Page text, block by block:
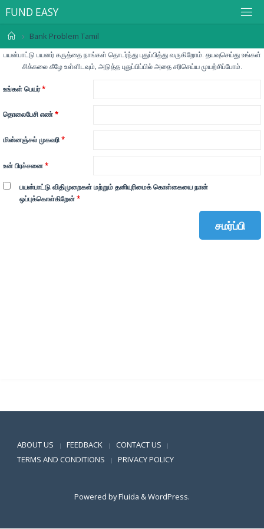
FUND EASY
Bank Problem Tamil
பயன்பாட்டு பயனர் கருத்தை நாங்கள் தொடர்ந்து புதுப்பித்து வருகிறோம். தயவுசெய்து உங்கள்
சிக்கலை கீழே உள்ளிடவும், அடுத்த புதுப்பிப்பில் அதை சரிசெய்ய முயற்சிப்போம்.
உங்கள் பெயர்*
தொலைபேசி எண் *
மின்னஞ்சல் முகவரி *
உன் பிரச்சனை *
பயன்பாட்டு விதிமுறைகள் மற்றும் தனியுரிமைக் கொள்கையை நான்
ஒப்புக்கொள்கிறேன் *
ABOUT US | FEEDBACK | CONTACT US |
TERMS AND CONDITIONS | PRIVACY POLICY
Powered byFluida &WordPress.